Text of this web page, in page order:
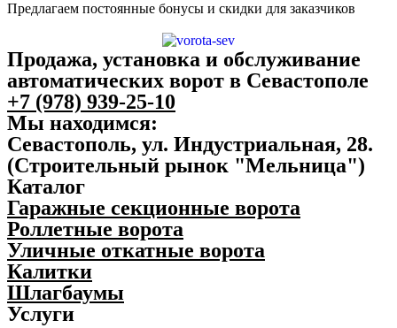
Предлагаем постоянные бонусы и скидки для заказчиков
Продажа, установка и обслуживание
автоматических ворот в Севастополе
+7 (978) 939-25-10
Мы находимся:
Севастополь, ул. Индустриальная, 28.
(Строительный рынок "Мельница")
Каталог
Гаражные секционные ворота
Роллетные ворота
Уличные откатные ворота
Калитки
Шлагбаумы
Услуги